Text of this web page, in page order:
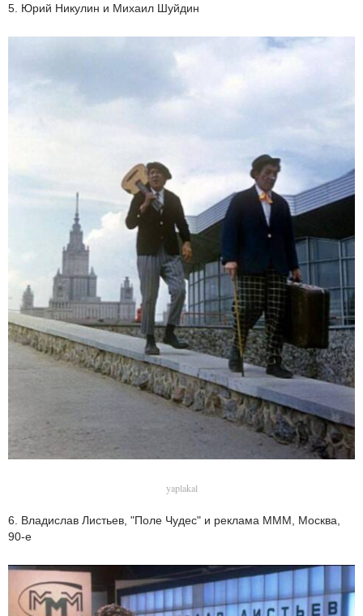
5. Юрий Никулин и Михаил Шуйдин
yaplakal
6. Владислав Листьев, "Поле Чудес" и реклама МММ, Москва,
90-е